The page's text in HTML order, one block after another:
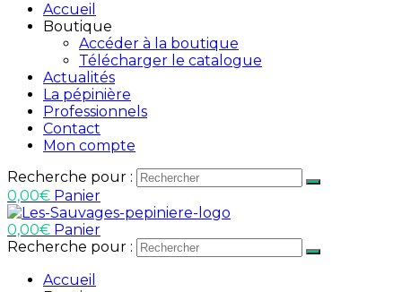
Accueil
Boutique
Accéder à la boutique
Télécharger le catalogue
Actualités
La pépinière
Professionnels
Contact
Mon compte
Recherche pour :
0,00€ Panier
0,00€ Panier
Recherche pour :
Accueil